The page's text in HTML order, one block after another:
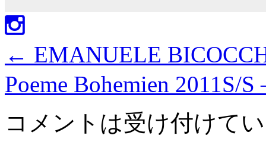
← EMANUELE
Poeme Bohemien 2011S/
コメントは受け付けて